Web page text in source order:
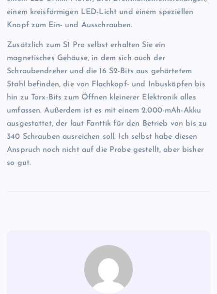
einem kreisförmigen LED-Licht und einem speziellen
Knopf zum Ein- und Ausschrauben.
Zusätzlich zum S1 Pro selbst erhalten Sie ein
magnetisches Gehäuse, in dem sich auch der
Schraubendreher und die 16 S2-Bits aus gehärtetem
Stahl befinden, die von Flachkopf- und Inbusköpfen bis
hin zu Torx-Bits zum Öffnen kleinerer Elektronik alles
umfassen. Außerdem ist es mit einem 2.000-mAh-Akku
ausgestattet, der laut Fanttik für den Betrieb von bis zu
340 Schrauben ausreichen soll. Ich selbst habe diesen
Anspruch noch nicht auf die Probe gestellt, aber bisher
so gut.